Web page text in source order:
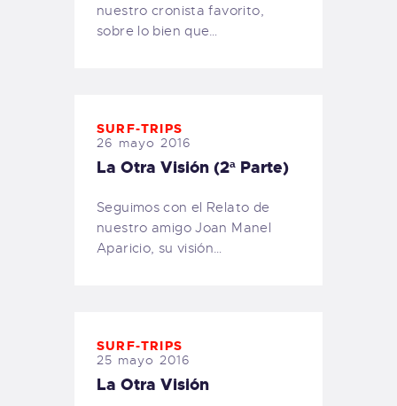
nuestro cronista favorito,
sobre lo bien que…
SURF-TRIPS
26 mayo 2016
La Otra Visión (2ª Parte)
Seguimos con el Relato de
nuestro amigo Joan Manel
Aparicio, su visión…
SURF-TRIPS
25 mayo 2016
La Otra Visión